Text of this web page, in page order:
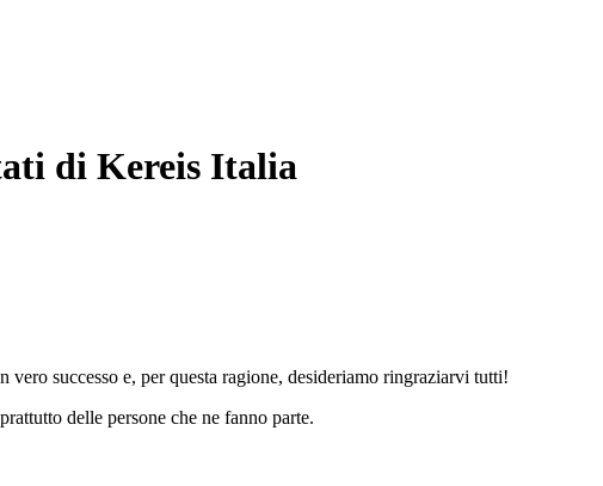
di Kereis Italia
vero successo e, per questa ragione, desideriamo ringraziarvi tutti!
delle persone che ne fanno parte.